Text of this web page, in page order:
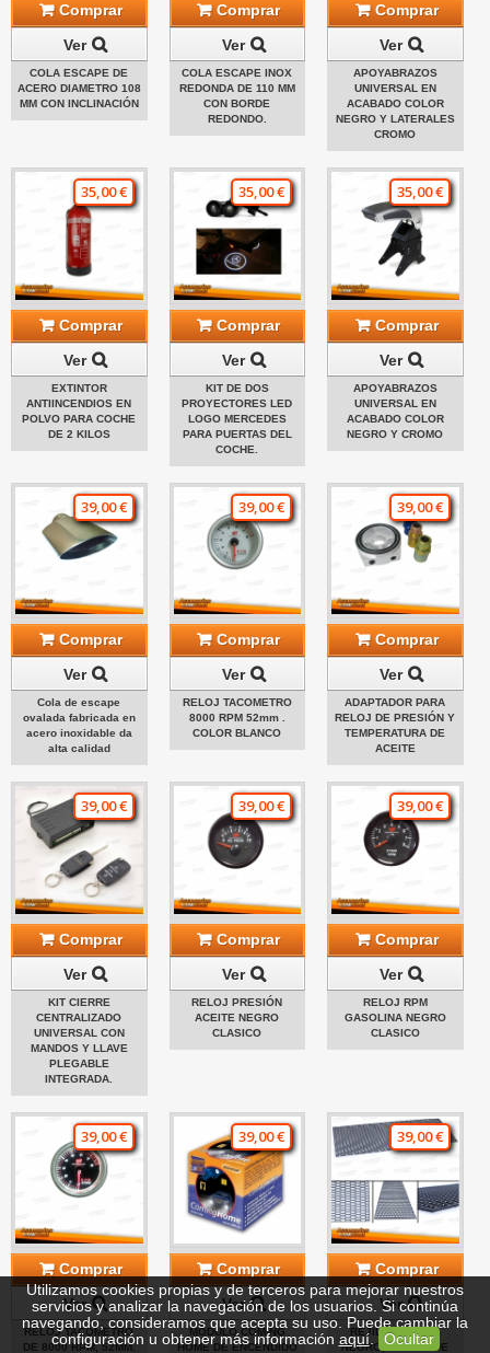
Comprar
Ver
COLA ESCAPE DE
ACERO DIAMETRO 108
MM CON INCLINACIÓN
Comprar
Ver
COLA ESCAPE INOX
REDONDA DE 110 MM
CON BORDE
REDONDO.
Comprar
Ver
APOYABRAZOS
UNIVERSAL EN
ACABADO COLOR
NEGRO Y LATERALES
CROMO
35,00 €
Comprar
Ver
EXTINTOR
ANTIINCENDIOS EN
POLVO PARA COCHE
DE 2 KILOS
35,00 €
Comprar
Ver
KIT DE DOS
PROYECTORES LED
LOGO MERCEDES
PARA PUERTAS DEL
COCHE.
35,00 €
Comprar
Ver
APOYABRAZOS
UNIVERSAL EN
ACABADO COLOR
NEGRO Y CROMO
39,00 €
Comprar
Ver
Cola de escape
ovalada fabricada en
acero inoxidable da
alta calidad
39,00 €
Comprar
Ver
RELOJ TACOMETRO
8000 RPM 52mm .
COLOR BLANCO
39,00 €
Comprar
Ver
ADAPTADOR PARA
RELOJ DE PRESIÓN Y
TEMPERATURA DE
ACEITE
39,00 €
Comprar
Ver
KIT CIERRE
CENTRALIZADO
UNIVERSAL CON
MANDOS Y LLAVE
PLEGABLE
INTEGRADA.
39,00 €
Comprar
Ver
RELOJ PRESIÓN
ACEITE NEGRO
CLASICO
39,00 €
Comprar
Ver
RELOJ RPM
GASOLINA NEGRO
CLASICO
39,00 €
Comprar
Ver
RELOJ TACÓMETRO
DE 8000 RPM, 52MM.
39,00 €
Comprar
Ver
MÓDULO COMING
HOME DE ENCENDIDO
39,00 €
Comprar
Ver
REJILLA DE ABS
NEGRO, LAMINA DE
Utilizamos cookies propias y de terceros para mejorar nuestros
servicios y analizar la navegación de los usuarios. Si continúa
navegando, consideramos que acepta su uso. Puede cambiar la
configuración u obtener más información aquí. Ocultar